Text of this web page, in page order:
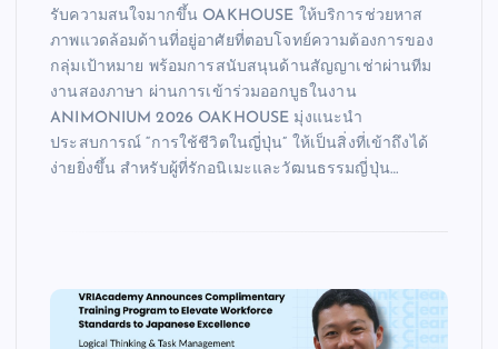
รับความสนใจมากขึ้น OAKHOUSE ให้บริการช่วยหาส
ภาพแวดล้อมด้านที่อยู่อาศัยที่ตอบโจทย์ความต้องการของ
กลุ่มเป้าหมาย พร้อมการสนับสนุนด้านสัญญาเช่าผ่านทีม
งานสองภาษา ผ่านการเข้าร่วมออกบูธในงาน
ANIMONIUM 2026 OAKHOUSE มุ่งแนะนำ
ประสบการณ์ “การใช้ชีวิตในญี่ปุ่น” ให้เป็นสิ่งที่เข้าถึงได้
ง่ายยิ่งขึ้น สำหรับผู้ที่รักอนิเมะและวัฒนธรรมญี่ปุ่น…